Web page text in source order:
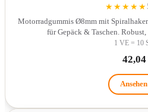
★ ★ ★ ★ ★
Motorradgummis Ø8mm mit
für Gepäck & Taschen.
1 VE = 10
42,04
Ansehen